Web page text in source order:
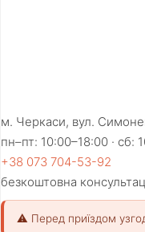
м. Черкаси, вул.
пн–пт: 10:00–18:00 · сб:
+38 073 704-53-92
безкоштовна
⚠️ Перед приїздом